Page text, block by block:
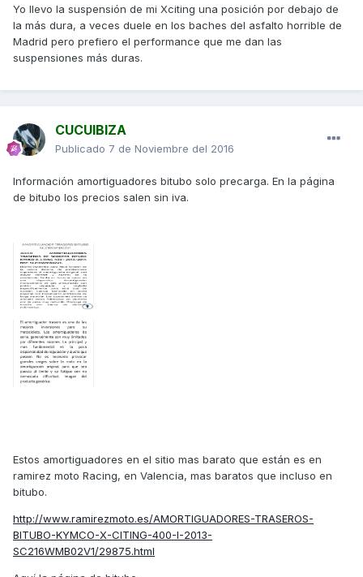
Yo llevo la suspensión de mi Xciting una posición por debajo de
la más dura, a veces duele en los baches del asfalto horrible de
Madrid pero prefiero el performance que me dan las
suspensiones más duras.
CUCUIBIZA
Publicado 7 de Noviembre del 2016
Información amortiguadores bitubo solo precarga. En la página
de bitubo los precios salen sin iva.
Estos amortiguadores en el sitio mas barato que están es en
ramirez moto Racing, en Valencia, mas baratos que incluso en
bitubo.
http://www.ramirezmoto.es/AMORTIGUADORES-TRASEROS-
BITUBO-KYMCO-X-CITING-400-I-2013-
SC216WMB02V1/29875.html